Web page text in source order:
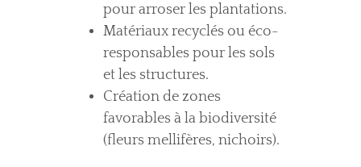
pour arroser les plantations.
Matériaux recyclés ou éco-
responsables pour les sols
et les structures.
Création de zones
favorables à la biodiversité
(fleurs mellifères, nichoirs).